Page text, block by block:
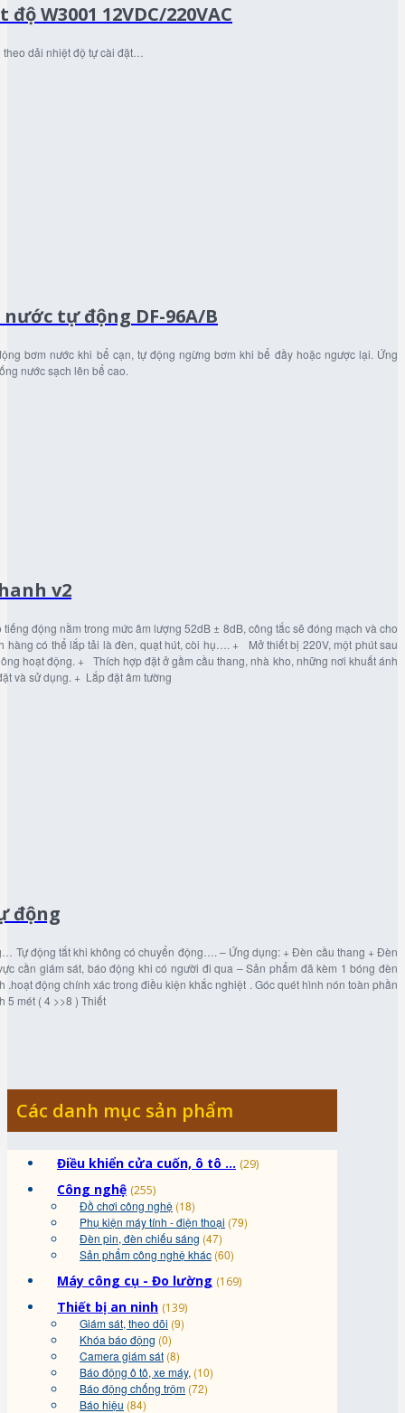
W3001 12VDC/220VAC
dải nhiệt độ tự cài đặt…
tự động DF-96A/B
bơm nước khi bể cạn, tự động ngừng bơm khi bể đầy hoặc ngược lại. Ứng
nước sạch lên bể cao.
v2
động nằm trong mức âm lượng 52dB ± 8dB, công tắc sẽ đóng mạch và cho
hàng có thể lắp tải là đèn, quạt hút, còi hụ…. + Mở thiết bị 220V, một phút sau
hoạt động. + Thích hợp đặt ở gầm cầu thang, nhà kho, những nơi khuất ánh
và sử dụng. + Lắp đặt âm tường
động
Tự động tắt khi không có chuyển động…. – Ứng dụng: + Đèn cầu thang + Đèn
cần giám sát, báo động khi có người đi qua – Sản phẩm đã kèm 1 bóng đèn
.hoạt động chính xác trong điều kiện khắc nghiệt . Góc quét hình nón toàn phần
5 mét ( 4 >>8 ) Thiết
Các danh mục sản phẩm
Điều khiển cửa cuốn, ô tô ... (29)
Công nghệ (255)
Đồ chơi công nghệ (18)
Phụ kiện máy tính - điện thoại (79)
Đèn pin, đèn chiếu sáng (47)
Sản phẩm công nghệ khác (60)
Máy công cụ - Đo lường (169)
Thiết bị an ninh (139)
Giám sát, theo dõi (9)
Khóa báo động (0)
Camera giám sát (8)
Báo động ô tô, xe máy, (10)
Báo động chống trộm (72)
Báo hiệu (84)